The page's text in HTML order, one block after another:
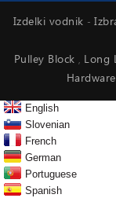
Izdelki vodnik -
Pulley Block , Long
English
Slovenian
French
German
Portuguese
Spanish